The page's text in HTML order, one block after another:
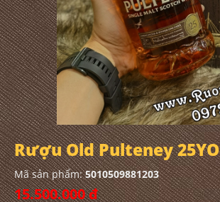
Rượu Old Pulteney 25YO
Mã sản phẩm:5010509881203
15.500.000 đ